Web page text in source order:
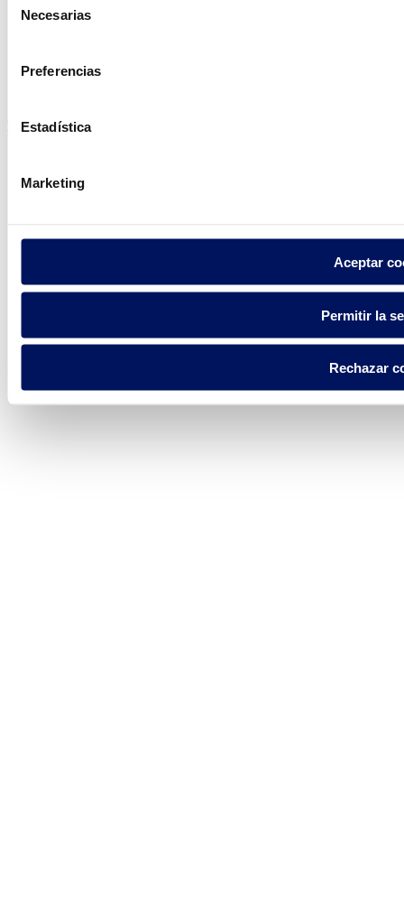
Necesarias
Preferencias
Estadística
Marketing
Aceptar
Permitir la
Rechazar
Política de privacidad
Aviso legal
Fluidra S.A. 2025